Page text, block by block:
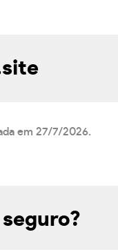
em 27/7/2026.